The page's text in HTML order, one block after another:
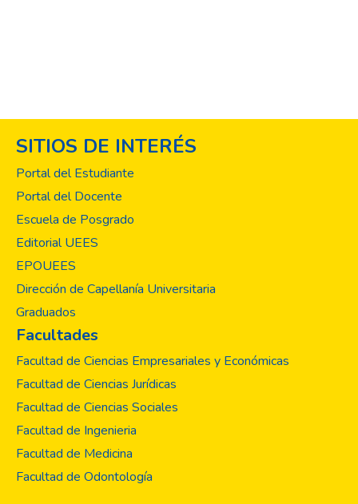
SITIOS DE INTERÉS
Portal del Estudiante
Portal del Docente
Escuela de Posgrado
Editorial UEES
EPOUEES
Dirección de Capellanía Universitaria
Graduados
Facultades
Facultad de Ciencias Empresariales y Económicas
Facultad de Ciencias Jurídicas
Facultad de Ciencias Sociales
Facultad de Ingenieria
Facultad de Medicina
Facultad de Odontología